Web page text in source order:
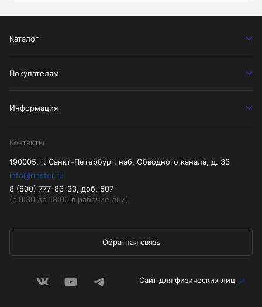
Каталог
Покупателям
Информация
Контакты
190005, г. Санкт-Петербург, наб. Обводного канала, д. 33
info@riester.ru
8 (800) 777-83-33, доб. 507
(с 9:30 до 18:00 в рабочие дни)
Обратная связь
Сайт для физических лиц